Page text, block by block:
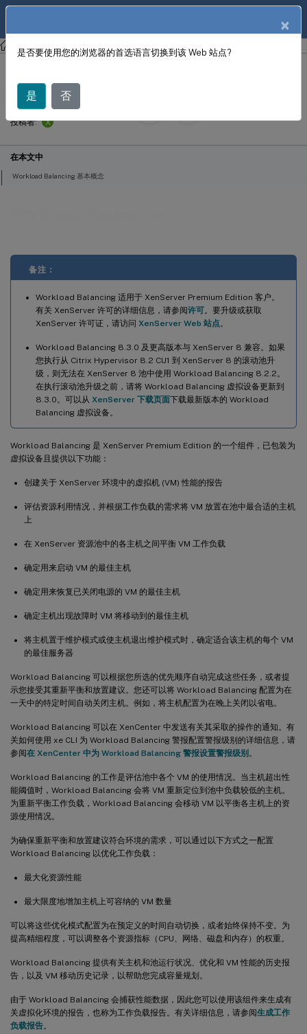
XenServer 8
备注：
Workload Balancing 适用于 XenServer Premium Edition 客户。
有关 XenServer 许可的详细信息，请参阅许可。要升级或获取
XenServer 许可证，请访问 XenServer Web 站点。
Workload Balancing 8.3.0 及更高版本与 XenServer 8 兼容。如果
您执行从 Citrix Hypervisor 8.2 CU1 到 XenServer 8 的滚动池升
级，则无法在 XenServer 8 池中使用 Workload Balancing 8.2.2。
在执行滚动池升级之前，请将 Workload Balancing 虚拟设备更新到
8.3.0。可以从 XenServer 下载页面下载最新版本的 Workload
Balancing 虚拟设备。
Workload Balancing 是 XenServer Premium Edition 的一个组件，已包装为
虚拟设备且提供以下功能：
创建关于 XenServer 环境中的虚拟机 (VM) 性能的报告
评估资源利用情况，并根据工作负载的需求将 VM 放置在池中最合适的主机
上
在 XenServer 资源池中的各主机之间平衡 VM 工作负载
确定用来启动 VM 的最佳主机
确定用来恢复已关闭电源的 VM 的最佳主机
确定主机出现故障时 VM 将移动到的最佳主机
将主机置于维护模式或使主机退出维护模式时，确定适合该主机的每个 VM
的最佳服务器
Workload Balancing 可以根据您所选的优先顺序自动完成这些任务，或者提
示您接受其重新平衡和放置建议。您还可以将 Workload Balancing 配置为在
一天中的特定时间自动关闭主机。例如，将主机配置为在晚上关闭以省电。
Workload Balancing 可以在 XenCenter 中发送有关其采取的操作的通知。有
关如何使用 xe CLI 为 Workload Balancing 警报配置警报级别的详细信息，请
参阅在 XenCenter 中为 Workload Balancing 警报设置警报级别 。
Workload Balancing 的工作是评估池中各个 VM 的使用情况。当主机超出性
能阈值时，Workload Balancing 会将 VM 重新定位到池中负载较低的主机。
为重新平衡工作负载，Workload Balancing 会移动 VM 以平衡各主机上的资
源使用情况。
为确保重新平衡和放置建议符合环境的需求，可以通过以下方式之一配置
Workload Balancing 以优化工作负载：
最大化资源性能
最大限度地增加主机上可容纳的 VM 数量
可以将这些优化模式配置为在预定义的时间自动切换，或者始终保持不变。为
提高精细程度，可以调整各个资源指标（CPU、网络、磁盘和内存）的权重。
Workload Balancing 提供有关主机和池运行状况、优化和 VM 性能的历史报
告，以及 VM 移动历史记录，以帮助您完成容量规划。
由于 Workload Balancing 会捕获性能数据，因此您可以使用该组件来生成有
关虚拟化环境的报告，也称为工作负载报告。有关详细信息，请参阅生成工作
负载报告。
Workload Balancing
September 30,
2024
投稿者:
X
在本文中
Workload Balancing 基本概念
×
是否要使用您的浏览器的首选语言切换到该 Web 站点?
是 否